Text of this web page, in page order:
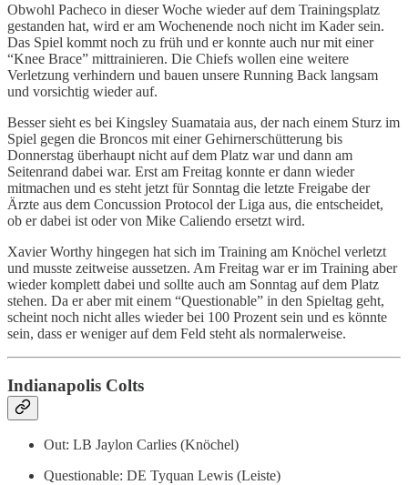
Obwohl Pacheco in dieser Woche wieder auf dem Trainingsplatz
gestanden hat, wird er am Wochenende noch nicht im Kader sein.
Das Spiel kommt noch zu früh und er konnte auch nur mit einer
“Knee Brace” mittrainieren. Die Chiefs wollen eine weitere
Verletzung verhindern und bauen unsere Running Back langsam
und vorsichtig wieder auf.
Besser sieht es bei Kingsley Suamataia aus, der nach einem Sturz im
Spiel gegen die Broncos mit einer Gehirnerschütterung bis
Donnerstag überhaupt nicht auf dem Platz war und dann am
Seitenrand dabei war. Erst am Freitag konnte er dann wieder
mitmachen und es steht jetzt für Sonntag die letzte Freigabe der
Ärzte aus dem Concussion Protocol der Liga aus, die entscheidet,
ob er dabei ist oder von Mike Caliendo ersetzt wird.
Xavier Worthy hingegen hat sich im Training am Knöchel verletzt
und musste zeitweise aussetzen. Am Freitag war er im Training aber
wieder komplett dabei und sollte auch am Sonntag auf dem Platz
stehen. Da er aber mit einem “Questionable” in den Spieltag geht,
scheint noch nicht alles wieder bei 100 Prozent sein und es könnte
sein, dass er weniger auf dem Feld steht als normalerweise.
Indianapolis Colts
Out: LB Jaylon Carlies (Knöchel)
Questionable: DE Tyquan Lewis (Leiste)